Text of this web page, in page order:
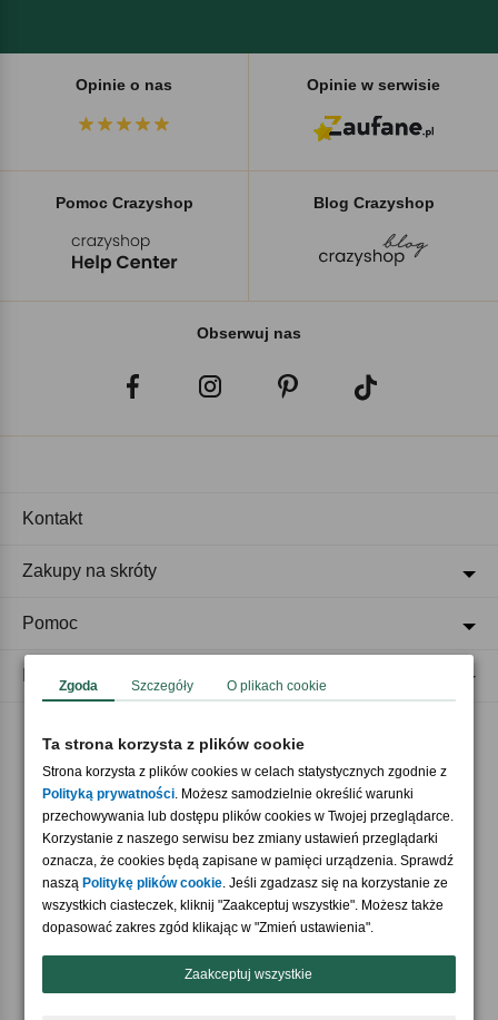
Opinie o nas Opinie w serwisie
Pomoc Crazyshop Blog Crazyshop
Obserwuj nas
Akceptujemy płatności
Nasi partnerzy
Kontakt
Zakupy na skróty
Pomoc
Zgoda Szczegóły O plikach cookie
Ta strona korzysta z plików cookie
Strona korzysta z plików cookies w celach statystycznych zgodnie z
Polityką prywatności. Możesz samodzielnie określić warunki
przechowywania lub dostępu plików cookies w Twojej przeglądarce.
Korzystanie z naszego serwisu bez zmiany ustawień przeglądarki
oznacza, że cookies będą zapisane w pamięci urządzenia. Sprawdź
naszą Politykę plików cookie. Jeśli zgadzasz się na korzystanie ze
wszystkich ciasteczek, kliknij "Zaakceptuj wszystkie". Możesz także
dopasować zakres zgód klikając w "Zmień ustawienia".
Zaakceptuj wszystkie